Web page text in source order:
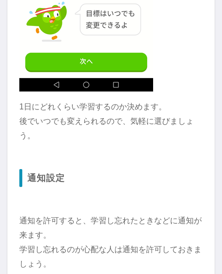
1日にどれくらい学習するのか決めます。
後でいつでも変えられるので、気軽に選びましょ
う。
通知設定
通知を許可すると、学習し忘れたときなどに通知が
来ます。
学習し忘れるのが心配な人は通知を許可しておきま
しょう。